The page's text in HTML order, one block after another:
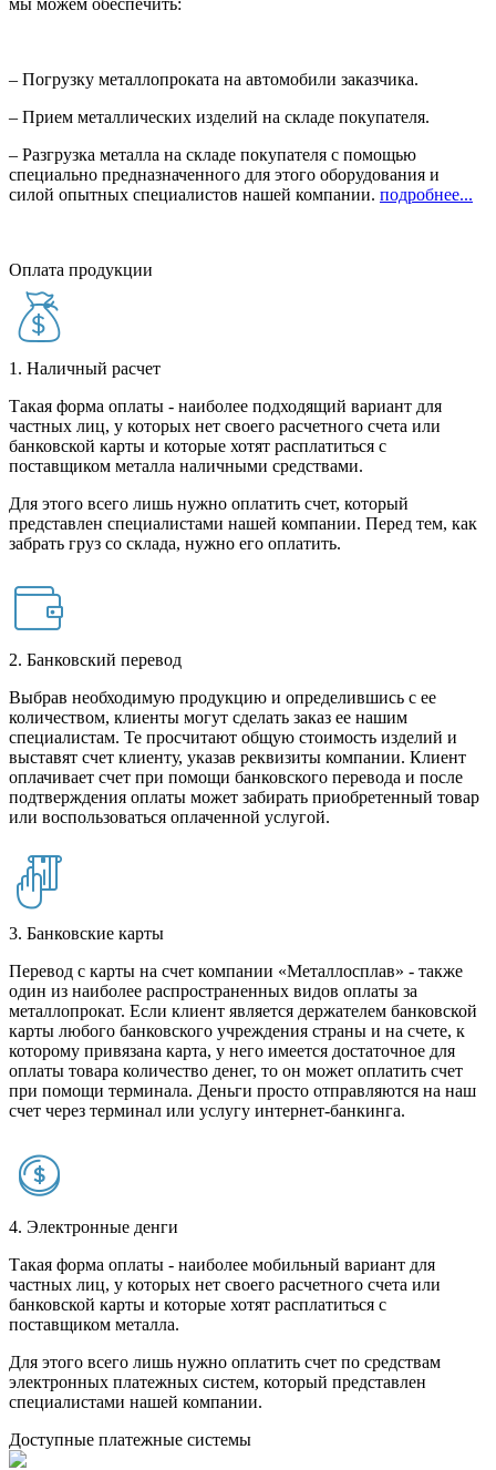
мы можем обеспечить:
– Погрузку металлопроката на автомобили заказчика.
– Прием металлических изделий на складе покупателя.
– Разгрузка металла на складе покупателя с помощью
специально предназначенного для этого оборудования и
силой опытных специалистов нашей компании. подробнее...
Оплата продукции
1. Наличный расчет
Такая форма оплаты - наиболее подходящий вариант для
частных лиц, у которых нет своего расчетного счета или
банковской карты и которые хотят расплатиться с
поставщиком металла наличными средствами.
Для этого всего лишь нужно оплатить счет, который
представлен специалистами нашей компании. Перед тем, как
забрать груз со склада, нужно его оплатить.
2. Банковский перевод
Выбрав необходимую продукцию и определившись с ее
количеством, клиенты могут сделать заказ ее нашим
специалистам. Те просчитают общую стоимость изделий и
выставят счет клиенту, указав реквизиты компании. Клиент
оплачивает счет при помощи банковского перевода и после
подтверждения оплаты может забирать приобретенный товар
или воспользоваться оплаченной услугой.
3. Банковские карты
Перевод с карты на счет компании «Металлосплав» - также
один из наиболее распространенных видов оплаты за
металлопрокат. Если клиент является держателем банковской
карты любого банковского учреждения страны и на счете, к
которому привязана карта, у него имеется достаточное для
оплаты товара количество денег, то он может оплатить счет
при помощи терминала. Деньги просто отправляются на наш
счет через терминал или услугу интернет-банкинга.
4. Электронные денги
Такая форма оплаты - наиболее мобильный вариант для
частных лиц, у которых нет своего расчетного счета или
банковской карты и которые хотят расплатиться с
поставщиком металла.
Для этого всего лишь нужно оплатить счет по средствам
электронных платежных систем, который представлен
специалистами нашей компании.
Доступные платежные системы